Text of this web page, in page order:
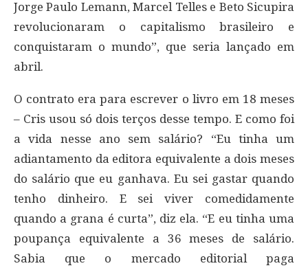
Jorge Paulo Lemann, Marcel Telles e Beto Sicupira
revolucionaram o capitalismo brasileiro e
conquistaram o mundo”, que seria lançado em
abril.
O contrato era para escrever o livro em 18 meses
– Cris usou só dois terços desse tempo. E como foi
a vida nesse ano sem salário? “Eu tinha um
adiantamento da editora equivalente a dois meses
do salário que eu ganhava. Eu sei gastar quando
tenho dinheiro. E sei viver comedidamente
quando a grana é curta”, diz ela. “E eu tinha uma
poupança equivalente a 36 meses de salário.
Sabia que o mercado editorial paga